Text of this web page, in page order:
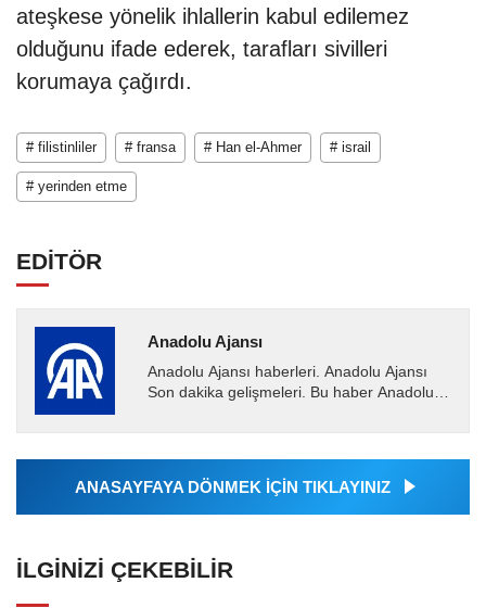
ateşkese yönelik ihlallerin kabul edilemez
olduğunu ifade ederek, tarafları sivilleri
korumaya çağırdı.
# filistinliler # fransa # Han el-Ahmer # israil
# yerinden etme
EDİTÖR
Anadolu Ajansı
Anadolu Ajansı haberleri. Anadolu Ajansı
Son dakika gelişmeleri. Bu haber Anadolu
Ajansı tarafından...
ANASAYFAYA DÖNMEK İÇİN TIKLAYINIZ
İLGINIZI ÇEKEBILIR